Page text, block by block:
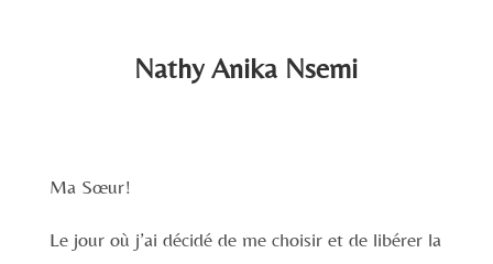
Nathy Anika Nsemi
Ma Sœur!
Le jour où j’ai décidé de me choisir et de libérer la